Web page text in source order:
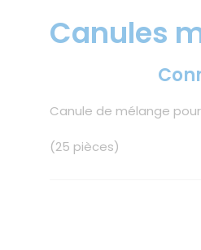
Canules
Canule de mélange
(25 pièces)